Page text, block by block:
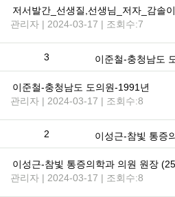
저서발간_선생질,선생님_저자_감솔
관리자 | 2024-03-17 | 조회수:7
3 이준철-충청남도
이준철-충청남도 도의원-1991년
관리자 | 2024-03-17 | 조회수:8
2 이성근-참빛 통증
이성근-참빛 통증의학과 의원 원장
관리자 | 2024-03-17 | 조회수:8